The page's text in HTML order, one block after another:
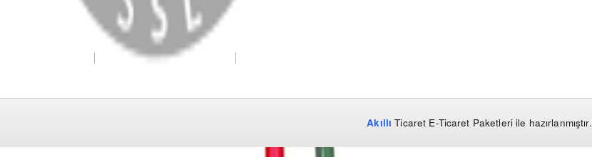
Facebook Instagram YouTube
Dükkan Hifi. Tüm Hakları Saklıdır
Kullanım Koşulları ve Gizlilik
Akıllı Ticaret E-Ticaret Paketleriile hazırlanmıştır.